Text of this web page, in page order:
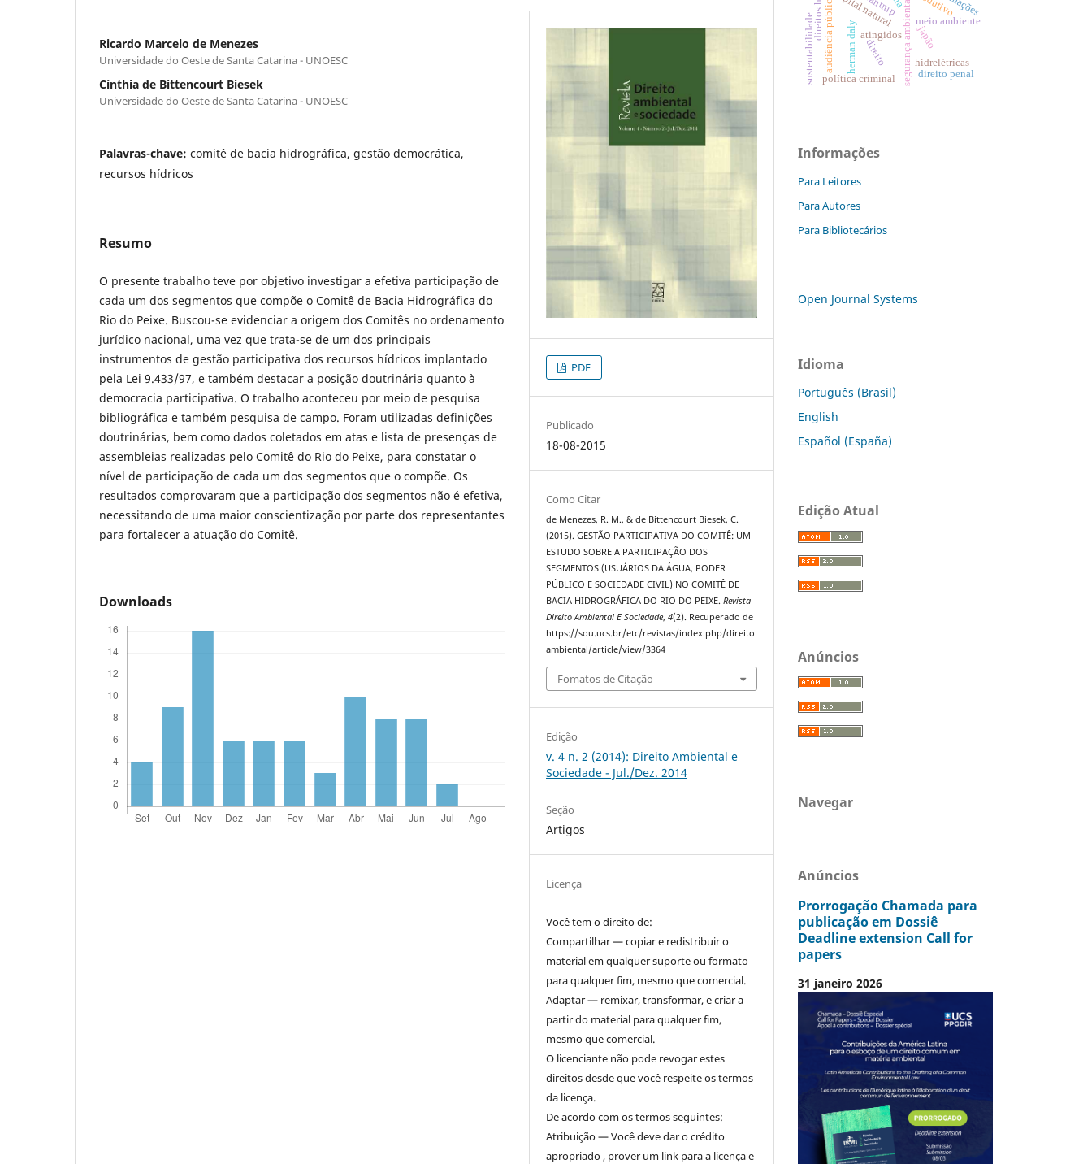
Ricardo Marcelo de Menezes
Universidade do Oeste de Santa Catarina - UNOESC
Cínthia de Bittencourt Biesek
Universidade do Oeste de Santa Catarina - UNOESC
Palavras-chave: comitê de bacia hidrográfica, gestão democrática,
recursos hídricos
Resumo
O presente trabalho teve por objetivo investigar a efetiva participação de
cada um dos segmentos que compõe o Comitê de Bacia Hidrográfica do
Rio do Peixe. Buscou-se evidenciar a origem dos Comitês no ordenamento
jurídico nacional, uma vez que trata-se de um dos principais
instrumentos de gestão participativa dos recursos hídricos implantado
pela Lei 9.433/97, e também destacar a posição doutrinária quanto à
democracia participativa. O trabalho aconteceu por meio de pesquisa
bibliográfica e também pesquisa de campo. Foram utilizadas definições
doutrinárias, bem como dados coletados em atas e lista de presenças de
assembleias realizadas pelo Comitê do Rio do Peixe, para constatar o
nível de participação de cada um dos segmentos que o compõe. Os
resultados comprovaram que a participação dos segmentos não é efetiva,
necessitando de uma maior conscientização por parte dos representantes
para fortalecer a atuação do Comitê.
Downloads
PDF
Publicado
18-08-2015
Como Citar
de Menezes, R. M., & de Bittencourt Biesek, C.
(2015). GESTÃO PARTICIPATIVA DO COMITÊ: UM
ESTUDO SOBRE A PARTICIPAÇÃO DOS
SEGMENTOS (USUÁRIOS DA ÁGUA, PODER
PÚBLICO E SOCIEDADE CIVIL) NO COMITÊ DE
BACIA HIDROGRÁFICA DO RIO DO PEIXE.Revista
Direito Ambiental E Sociedade,4(2). Recuperado de
https://sou.ucs.br/etc/revistas/index.php/direito
ambiental/article/view/3364
Fomatos de Citação
Edição
v. 4 n. 2 (2014): Direito Ambiental e
Sociedade - Jul./Dez. 2014
Seção
Artigos
Licença
Você tem o direito de:
Compartilhar — copiar e redistribuir o
material em qualquer suporte ou formato
para qualquer fim, mesmo que comercial.
Adaptar — remixar, transformar, e criar a
partir do material para qualquer fim,
mesmo que comercial.
O licenciante não pode revogar estes
direitos desde que você respeite os termos
da licença.
De acordo com os termos seguintes:
Atribuição — Você deve dar o crédito
apropriado , prover um link para a licença e
herman daly segurança ambiental meio ambiente
política criminal
japão
audiência pública atingidos
direito hidrelétricas
sustentabilidade. direito penal
Informações
Para Leitores
Para Autores
Para Bibliotecários
Open Journal Systems
Idioma
Português (Brasil)
English
Español (España)
Edição Atual
Anúncios
Navegar
Anúncios
Prorrogação Chamada para
publicação em Dossiê
Deadline extension Call for
papers
31 janeiro 2026